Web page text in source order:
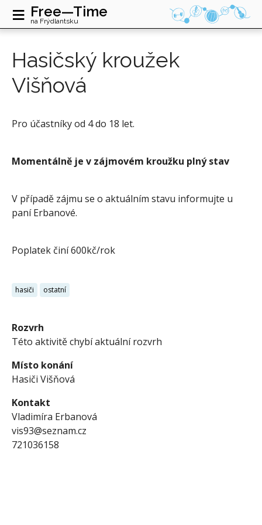
≡ Free—Time
na Frýdlantsku
Hasičský kroužek
Višňová
Pro účastníky od 4 do 18 let.
Momentálně je v zájmovém kroužku plný stav
V případě zájmu se o aktuálním stavu informujte u
paní Erbanové.
Poplatek činí 600kč/rok
hasiči ostatní
Rozvrh
Této aktivitě chybí aktuální rozvrh
Místo konání
Hasiči Višňová
Kontakt
Vladimíra Erbanová
vis93@seznam.cz
721036158